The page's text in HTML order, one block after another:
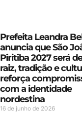
Prefeita Leandra
anuncia que São
Piritiba 2027 será
raiz, tradição e
reforça
com a identidade
nordestina
16 de junho de 2026